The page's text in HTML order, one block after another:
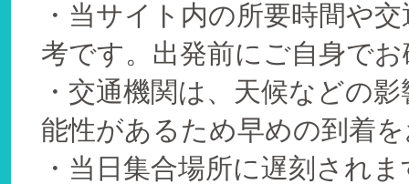
・当サイト内の所要時間や
考です。出発前にご自身で
・交通機関は、天候などの
能性があるため早めの到着
・当日集合場所に遅刻され